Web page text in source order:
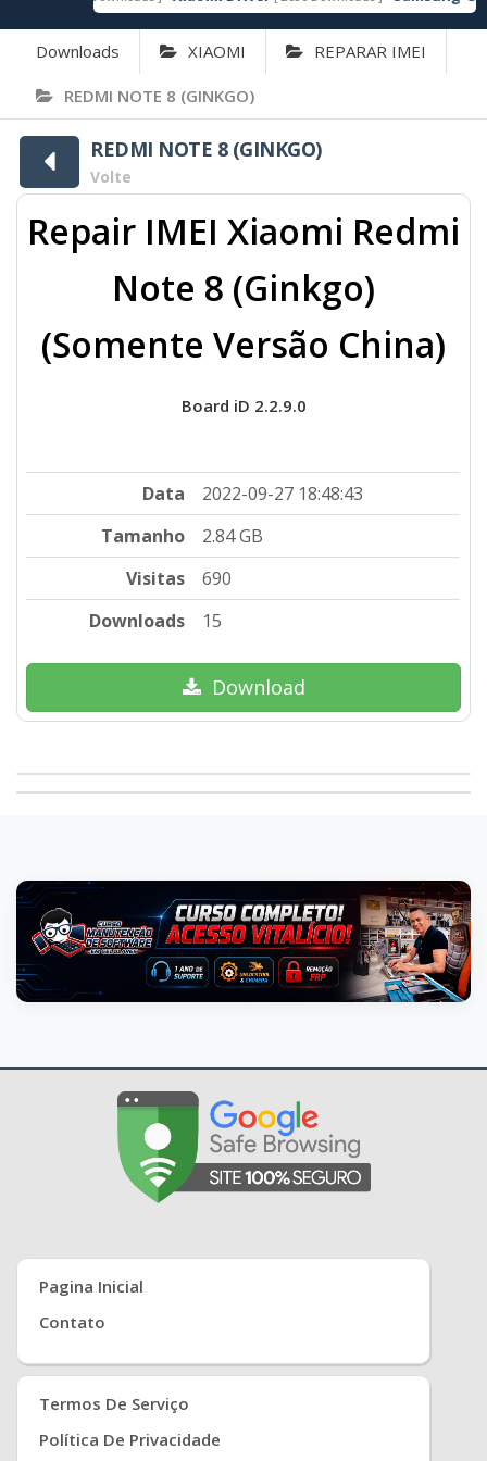
Downloads XIAOMI REPARAR IMEI
REDMI NOTE 8 (GINKGO)
REDMI NOTE 8 (GINKGO)
Volte
Repair IMEI Xiaomi Redmi
Note 8 (Ginkgo)
(Somente Versão China)
Board iD 2.2.9.0
Data
2022-09-27 18:48:43
Tamanho
2.84 GB
Visitas
690
Downloads
15
Download
Pagina Inicial
Contato
Termos De Serviço
Política De Privacidade